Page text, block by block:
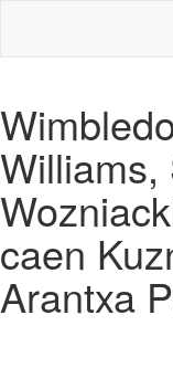
Williams,
caen
Arantxa